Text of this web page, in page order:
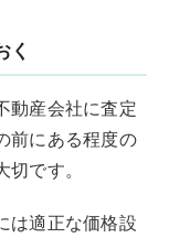
く
動産会社に査定
前にある程度の
です。
は適正な価格設